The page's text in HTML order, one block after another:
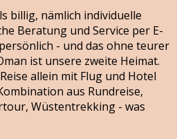
billig, nämlich individuelle
Beratung und Service per E-
- und das ohne teurer
ist unsere zweite Heimat.
allein mit Flug und Hotel
aus Rundreise,
Wüstentrekking - was